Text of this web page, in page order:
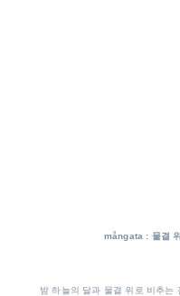
mångata : 물결
밤 하늘의 달과 물결 위로 비추는